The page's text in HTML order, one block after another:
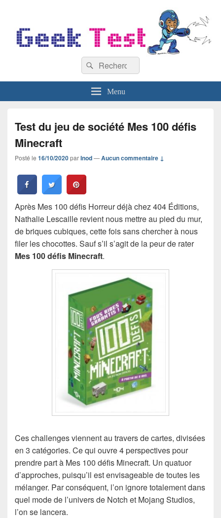
Recherche :
Rechercher
Menu
Test du jeu de société Mes 100 défis
Minecraft
Posté le 16/10/2020parInod—Aucun commentaire ↓
Après Mes 100 défis Horreur déjà chez 404 Éditions,
Nathalie Lescaille revient nous mettre au pied du mur,
de briques cubiques, cette fois sans chercher à nous
filer les chocottes. Sauf s’il s’agit de la peur de rater
Mes 100 défis Minecraft.
Ces challenges viennent au travers de cartes, divisées
en 3 catégories. Ce qui ouvre 4 perspectives pour
prendre part à Mes 100 défis Minecraft. Un quatuor
d’approches, puisqu’il est envisageable de toutes les
mélanger. Par conséquent, l’on ignore totalement dans
quel mode de l’univers de Notch et Mojang Studios,
l’on se lancera.